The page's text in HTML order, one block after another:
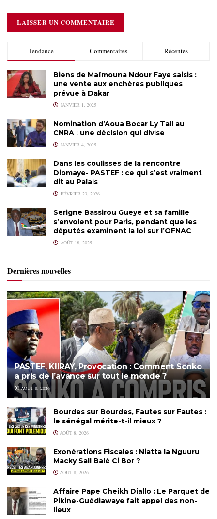
Tendance Commentaires Récentes
Biens de Maïmouna Ndour Faye saisis :
une vente aux enchères publiques
prévue à Dakar
JANVIER 1, 2025
Nomination d’Aoua Bocar Ly Tall au
CNRA : une décision qui divise
JANVIER 4, 2025
Dans les coulisses de la rencontre
Diomaye- PASTEF : ce qui s’est vraiment
dit au Palais
FÉVRIER 23, 2026
Serigne Bassirou Gueye et sa famille
s’envolent pour Paris, pendant que les
députés examinent la loi sur l’OFNAC
AOÛT 18, 2025
Dernières nouvelles
PASTEF, KIIRAY, Provocation : Comment Sonko
a pris de l’avance sur tout le monde ?
AOÛT 8, 2026
Bourdes sur Bourdes, Fautes sur Fautes :
le sénégal mérite-t-il mieux ?
AOÛT 8, 2026
Exonérations Fiscales : Niatta la Nguuru
Macky Sall Balé Ci Bor ?
AOÛT 8, 2026
Affaire Pape Cheikh Diallo : Le Parquet de
Pikine-Guédiawaye fait appel des non-
lieux